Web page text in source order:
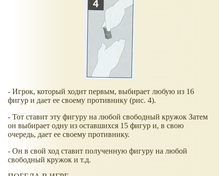
- Игрок, который ходит первым, выбирает любую из 16
фигур и дает ее своему противнику (рис. 4).
- Тот ставит эту фигуру на любой свободный кружок Затем
он выбирает одну из оставшихся 15 фигур и, в свою
очередь, дает ее своему противнику.
- Он в свой ход ставит полученную фигуру на любой
свободный кружок и т.д.